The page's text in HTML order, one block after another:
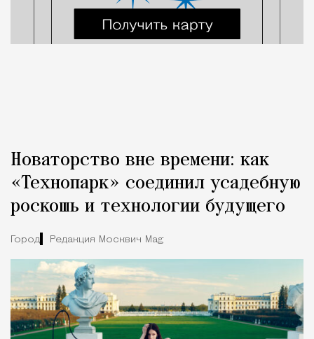
Новаторство вне времени: как
«Технопарк» соединил усадебную
роскошь и технологии будущего
Город Редакция Москвич Mag